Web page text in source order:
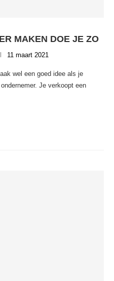
MAKEN DOE JE ZO
11 maart 2021
wel een goed idee als je
Je verkoopt een